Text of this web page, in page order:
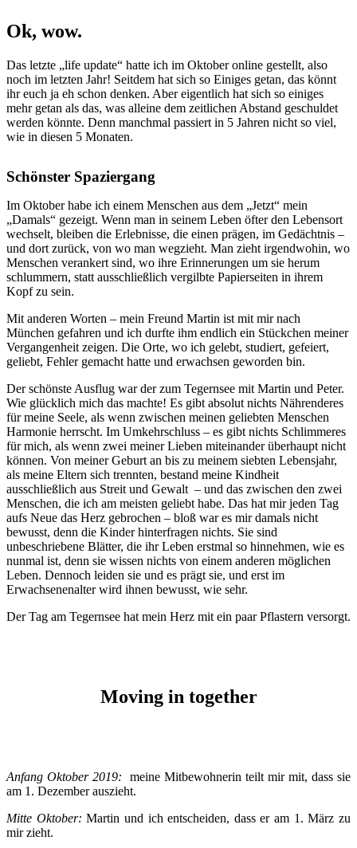
Ok, wow.
Das letzte „life update“ hatte ich im Oktober online gestellt, also
noch im letzten Jahr! Seitdem hat sich so Einiges getan, das könnt
ihr euch ja eh schon denken. Aber eigentlich hat sich so einiges
mehr getan als das, was alleine dem zeitlichen Abstand geschuldet
werden könnte. Denn manchmal passiert in 5 Jahren nicht so viel,
wie in diesen 5 Monaten.
Schönster Spaziergang
Im Oktober habe ich einem Menschen aus dem „Jetzt“ mein
„Damals“ gezeigt. Wenn man in seinem Leben öfter den Lebensort
wechselt, bleiben die Erlebnisse, die einen prägen, im Gedächtnis –
und dort zurück, von wo man wegzieht. Man zieht irgendwohin, wo
Menschen verankert sind, wo ihre Erinnerungen um sie herum
schlummern, statt ausschließlich vergilbte Papierseiten in ihrem
Kopf zu sein.
Mit anderen Worten – mein Freund Martin ist mit mir nach
München gefahren und ich durfte ihm endlich ein Stückchen meiner
Vergangenheit zeigen. Die Orte, wo ich gelebt, studiert, gefeiert,
geliebt, Fehler gemacht hatte und erwachsen geworden bin.
Der schönste Ausflug war der zum Tegernsee mit Martin und Peter.
Wie glücklich mich das machte! Es gibt absolut nichts Nährenderes
für meine Seele, als wenn zwischen meinen geliebten Menschen
Harmonie herrscht. Im Umkehrschluss – es gibt nichts Schlimmeres
für mich, als wenn zwei meiner Lieben miteinander überhaupt nicht
können. Von meiner Geburt an bis zu meinem siebten Lebensjahr,
als meine Eltern sich trennten, bestand meine Kindheit
ausschließlich aus Streit und Gewalt – und das zwischen den zwei
Menschen, die ich am meisten geliebt habe. Das hat mir jeden Tag
aufs Neue das Herz gebrochen – bloß war es mir damals nicht
bewusst, denn die Kinder hinterfragen nichts. Sie sind
unbeschriebene Blätter, die ihr Leben erstmal so hinnehmen, wie es
nunmal ist, denn sie wissen nichts von einem anderen möglichen
Leben. Dennoch leiden sie und es prägt sie, und erst im
Erwachsenenalter wird ihnen bewusst, wie sehr.
Der Tag am Tegernsee hat mein Herz mit ein paar Pflastern versorgt.
Moving in together
Anfang Oktober 2019: meine Mitbewohnerin teilt mir mit, dass sie
am 1. Dezember auszieht.
Mitte Oktober: Martin und ich entscheiden, dass er am 1. März zu
mir zieht.